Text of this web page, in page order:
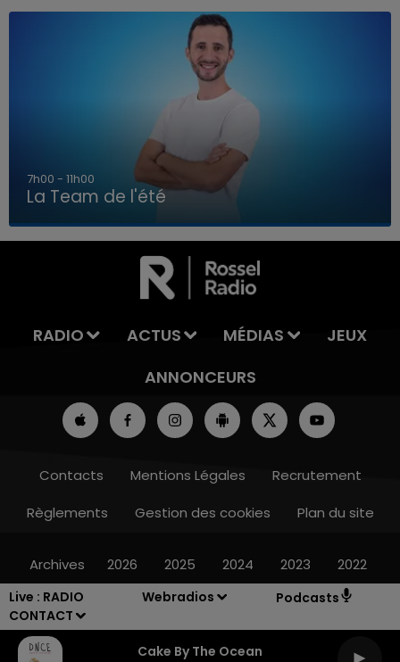
Live : RADIO
CONTACT
Webradios Podcasts
Cake By The Ocean
LA TEAM DE L'ÉTÉ
7h00 - 11h00
La Team de l'été
RADIO ACTUS MÉDIAS
JEUX
ANNONCEURS
Contacts Mentions Légales
Recrutement
Règlements
Gestion des cookies Plan du site
Archives 2026 2025 2024 2023 2022